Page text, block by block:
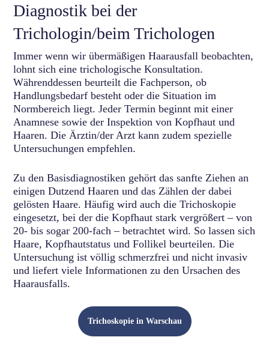
Diagnostik bei der
Trichologin/beim Trichologen
Immer wenn wir übermäßigen Haarausfall beobachten,
lohnt sich eine trichologische Konsultation.
Währenddessen beurteilt die Fachperson, ob
Handlungsbedarf besteht oder die Situation im
Normbereich liegt. Jeder Termin beginnt mit einer
Anamnese sowie der Inspektion von Kopfhaut und
Haaren. Die Ärztin/der Arzt kann zudem spezielle
Untersuchungen empfehlen.
Zu den Basisdiagnostiken gehört das sanfte Ziehen an
einigen Dutzend Haaren und das Zählen der dabei
gelösten Haare. Häufig wird auch die Trichoskopie
eingesetzt, bei der die Kopfhaut stark vergrößert – von
20- bis sogar 200-fach – betrachtet wird. So lassen sich
Haare, Kopfhautstatus und Follikel beurteilen. Die
Untersuchung ist völlig schmerzfrei und nicht invasiv
und liefert viele Informationen zu den Ursachen des
Haarausfalls.
Trichoskopie in Warschau